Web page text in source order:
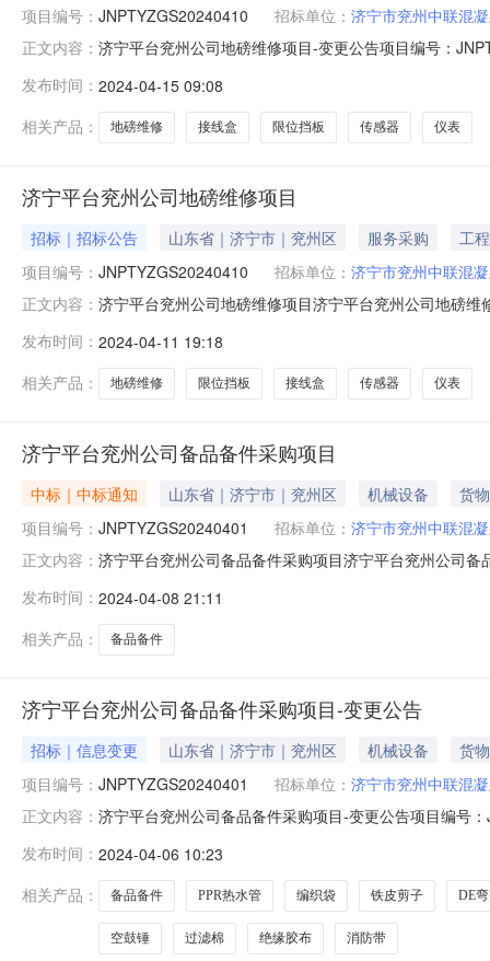
项目编号： JNPTYZGS20240410 招标单位： 济宁市兖州中联混
正文内容： 济宁平台兖州公司地磅维修项目-变更公告项目编号：
海淀区
发布时间： 2024-04-15 09:08
相关产品：
地磅维修 接线盒 限位挡板 传感器 仪表
济宁平台兖州公司地磅维修项目
招标｜招标公告 山东省｜济宁市｜兖州区 服务采购
工程
项目编号： JNPTYZGS20240410 招标单位： 济宁市兖州中联混
正文内容： 济宁平台兖州公司地磅维修项目济宁平台兖州公司地磅
商要求：1、满足询价文件要求具有国家认可相应地磅设
发布时间： 2024-04-11 19:18
相关产品：
地磅维修 限位挡板 接线盒 传感器 仪表
济宁平台兖州公司备品备件采购项目
中标｜中标通知 山东省｜济宁市｜兖州区 机械设备
货物
项目编号： JNPTYZGS20240401 招标单位： 济宁市兖州中联混
正文内容： 济宁平台兖州公司备品备件采购项目济宁平台兖州公司
告，合格证，产品说明书。3:报价时请注明产品品牌，
保期一致
发布时间： 2024-04-08 21:11
相关产品：
备品备件
济宁平台兖州公司备品备件采购项目-变更公告
招标｜信息变更 山东省｜济宁市｜兖州区 机械设备
货物
项目编号： JNPTYZGS20240401 招标单位： 济宁市兖州中联混
正文内容： 济宁平台兖州公司备品备件采购项目-变更公告项目编号
浆稠度仪SC-145台9砂浆试模70.7*70.7*70.7只10软护
发布时间： 2024-04-06 10:23
相关产品：
备品备件 PPR热水管 编织袋 铁皮剪子 DE
空鼓锤 过滤棉 绝缘胶布 消防带